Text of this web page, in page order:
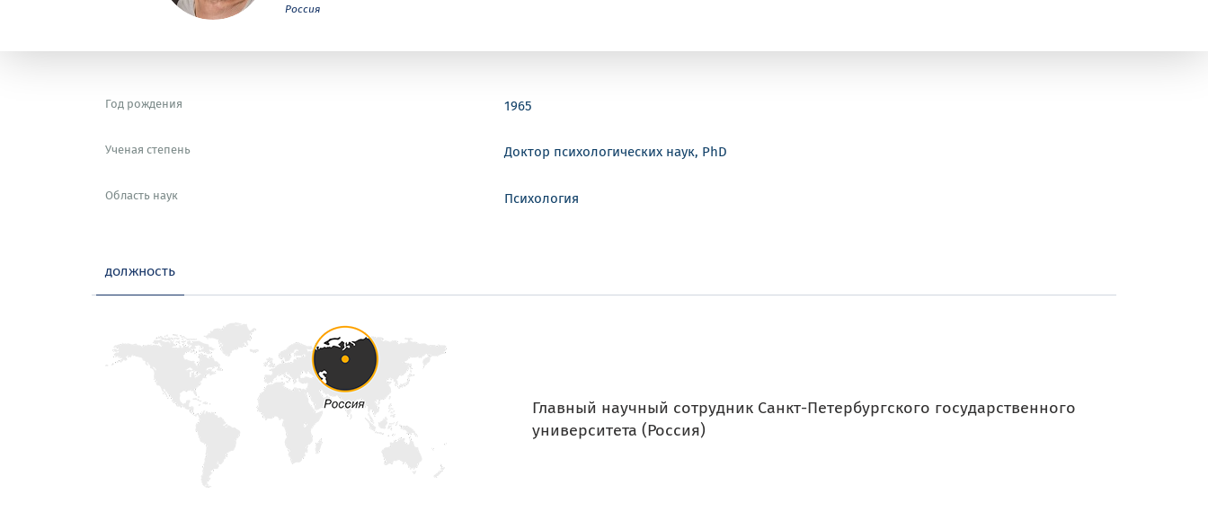
Россия
Год рождения 1965
Ученая степень Доктор психологических наук, PhD
Область наук Психология
должность
Главный научный сотрудник Санкт-Петербургского государственного
университета (Россия)